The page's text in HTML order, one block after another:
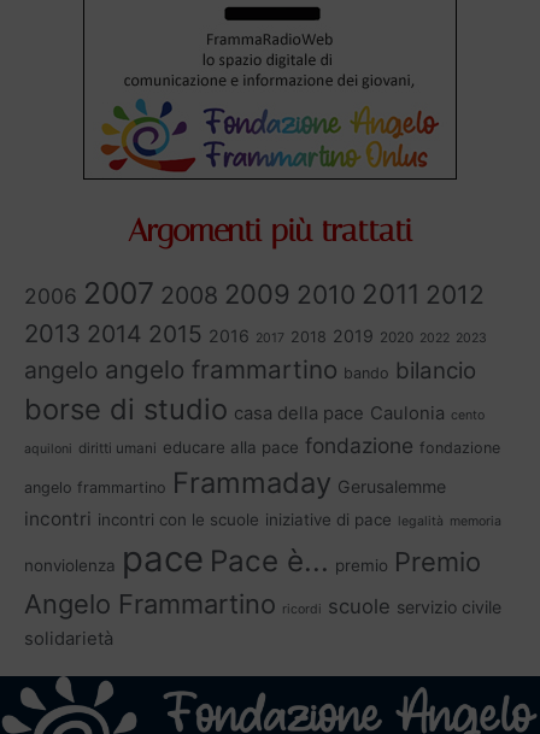
Argomenti più trattati
2006 2007 2008 2009 2010 2011 2012
2013 2014 2015 2016 2017 2018 2019 2020 2022 2023
angelo angelo frammartino bando bilancio
borse di studio casa della pace Caulonia cento
aquiloni diritti umani educare alla pace fondazione fondazione
angelo frammartino Frammaday Gerusalemme
incontri incontri con le scuole iniziative di pace legalità memoria
nonviolenza pace Pace è... premio Premio
Angelo Frammartino ricordi scuole servizio civile
solidarietà